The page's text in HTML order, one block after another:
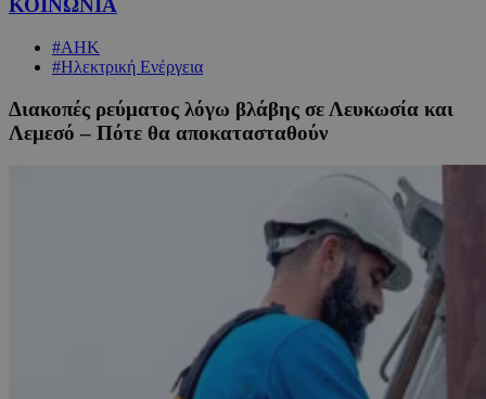
ΚΟΙΝΩΝΙΑ
#ΑΗΚ
#Ηλεκτρική Ενέργεια
Διακοπές ρεύματος λόγω βλάβης σε Λευκωσία και
Λεμεσό – Πότε θα αποκατασταθούν